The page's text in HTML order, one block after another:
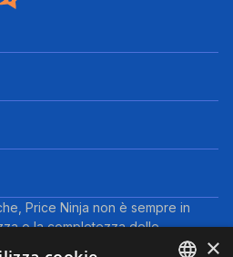
Price Ninja non è sempre in
o la completezza delle
Pertanto, a causa della natura ×